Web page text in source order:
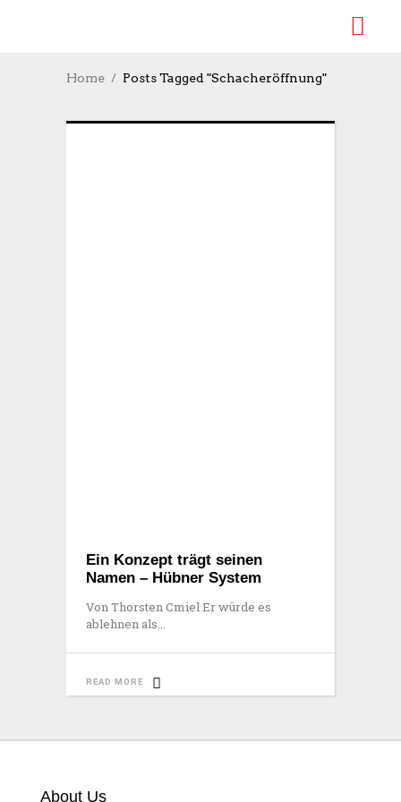
Home Posts Tagged "Schacheröffnung"
Ein Konzept trägt seinen
Namen – Hübner System
Von Thorsten Cmiel Er würde es
ablehnen als
READ MORE
About Us